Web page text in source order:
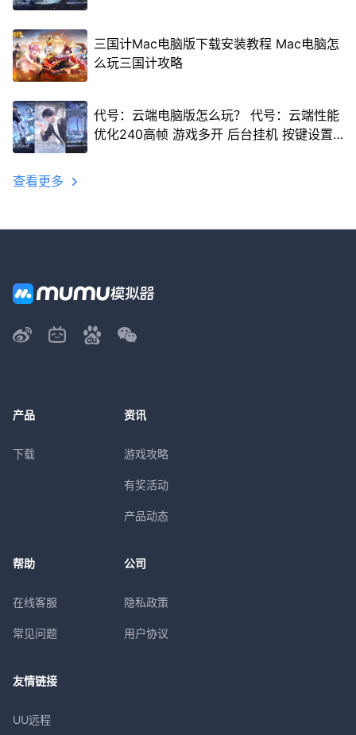
三国计Mac电脑版下载安装教程 Mac电脑怎
么玩三国计攻略
代号：云端电脑版怎么玩？ 代号：云端性能
优化240高帧 游戏多开 后台挂机 按键设置
查看更多
产品
下载
资讯
游戏攻略
有奖活动
产品动态
帮助
在线客服
常见问题
公司
隐私政策
用户协议
友情链接
UU远程